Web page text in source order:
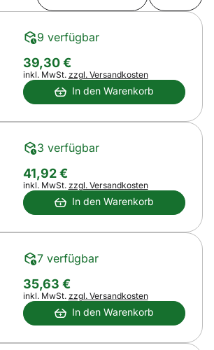
9 verfügbar
39,30€
Steuerhinweis:
inkl. MwSt. zzgl. Versandkosten
In den Warenkorb
3 verfügbar
41,92€
Steuerhinweis:
inkl. MwSt. zzgl. Versandkosten
In den Warenkorb
7 verfügbar
35,63 €
Steuerhinweis:
inkl. MwSt. zzgl. Versandkosten
In den Warenkorb